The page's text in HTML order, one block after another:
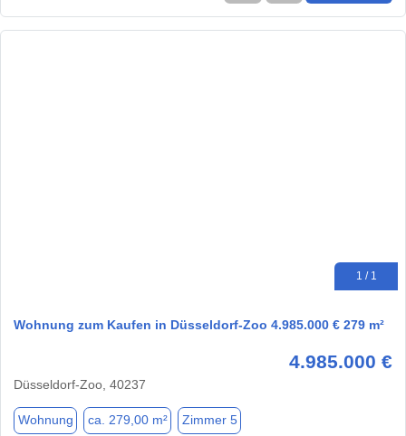
1 / 1
Wohnung zum Kaufen in Düsseldorf-Zoo 4.985.000 € 279 m²
4.985.000 €
Düsseldorf-Zoo, 40237
Wohnung ca. 279,00 m² Zimmer 5